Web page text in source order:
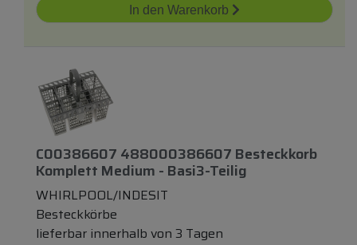
In den Warenkorb
C00386607 488000386607 Besteckkorb
Komplett Medium - Basi3-Teilig
WHIRLPOOL/INDESIT
Besteckkörbe
lieferbar innerhalb von 3 Tagen